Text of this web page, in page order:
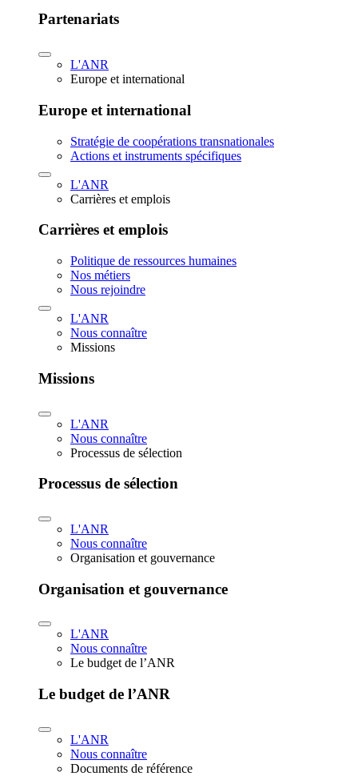
Partenariats
L'ANR
Europe et international
Europe et international
Stratégie de coopérations transnationales
Actions et instruments spécifiques
L'ANR
Carrières et emplois
Carrières et emplois
Politique de ressources humaines
Nos métiers
Nous rejoindre
L'ANR
Nous connaître
Missions
Missions
L'ANR
Nous connaître
Processus de sélection
Processus de sélection
L'ANR
Nous connaître
Organisation et gouvernance
Organisation et gouvernance
L'ANR
Nous connaître
Le budget de l’ANR
Le budget de l’ANR
L'ANR
Nous connaître
Documents de référence